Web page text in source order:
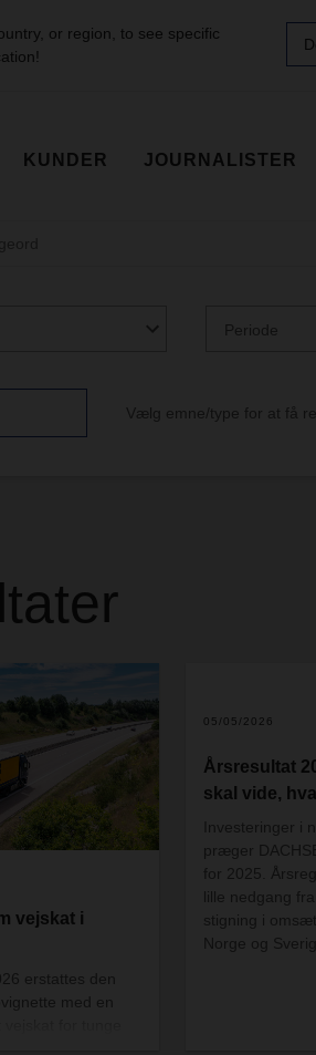
or region, to see specific
KUNDER JOURNALISTER
Periode
Vælg emne/type for at få
vejskat i
erstattes den
med en
05/05/2026
Årsresultat
skal vide,
Investeringer i
præger
for 2025.
lille nedgang
stigning i
Norge og